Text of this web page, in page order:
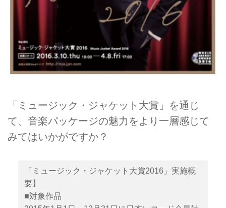
「ミュージック・ジャケット大賞」を通じ
て、音楽パッケージの魅力をより一層感じて
みてはいかがですか？
「ミュージック・ジャケット大賞2016」実施概
要】
■対象作品